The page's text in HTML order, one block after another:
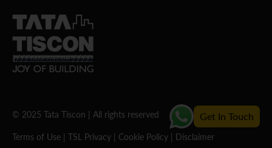
© 2025 Tata Tiscon | All rights reserved
Terms of Use
TSL Privacy Cookie Policy Disclaimer
Get In Touch